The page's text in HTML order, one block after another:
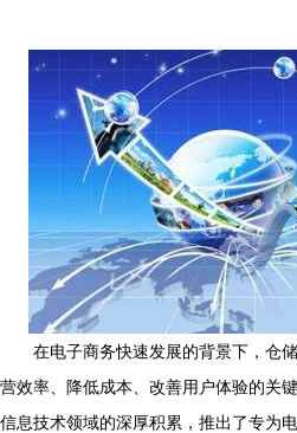
在电子商务快速发展的背景下，仓
营效率、降低成本、改善用户体验的关
信息技术领域的深厚积累，推出了专为